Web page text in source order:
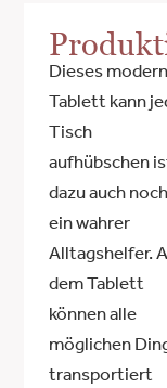
Dieses
Tablett kann
Tisch
aufhübschen
dazu auch noch
ein wahrer
Alltagshelfer.
dem Tablett
können alle
möglichen
transportiert